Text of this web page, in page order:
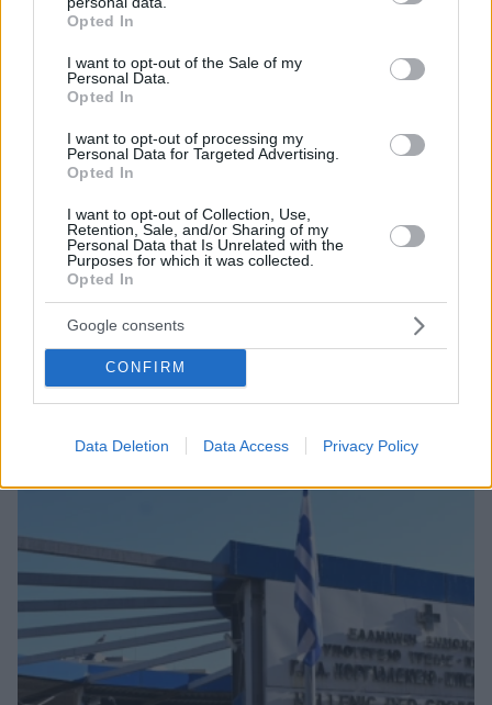
grant or deny consent to Google and its third-party tags to
use your data for below specified purposes in below Google
consent section.
Opted In
I want to opt-out of the Sale of my
Personal Data.
Opted In
I want to opt-out of processing my
Personal Data for Targeted Advertising.
Opted In
I want to opt-out of Collection, Use,
Retention, Sale, and/or Sharing of my
Personal Data that Is Unrelated with the
Purposes for which it was collected.
Opted In
Google consents
CONFIRM
Data Deletion Data Access Privacy Policy
Η Πολιτική Αεροπορία διαπίστωσε κενό στον νόμο
όταν ένας... απίθανος τύπος προσγείωσε το
ελικόπτερό του στο Σαρακήνικο με εκατοντάδες
09.08.2026, 14:15